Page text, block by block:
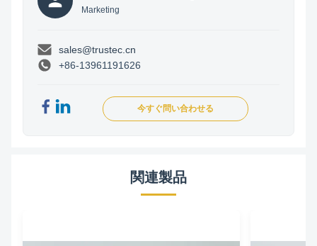
Marketing
sales@trustec.cn
+86-13961191626
今すぐ問い合わせる
関連製品